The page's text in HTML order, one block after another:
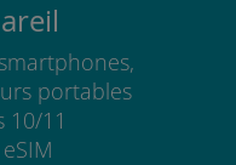
portables
10/11